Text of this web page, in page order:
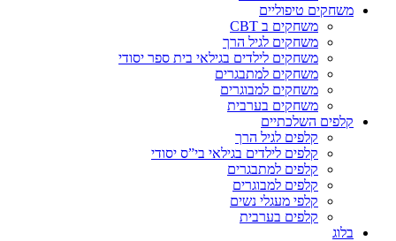
משחקים טיפוליים
משחקים ב CBT
משחקים לגיל הרך
משחקים לילדים בגילאי בית ספר יסודי
משחקים למתבגרים
משחקים למבוגרים
משחקים בערבית
קלפים השלכתיים
קלפים לגיל הרך
קלפים לילדים בגילאי בי”ס יסודי
קלפים למתבגרים
קלפים למבוגרים
קלפי מעגלי נשים
קלפים בערבית
בלוג